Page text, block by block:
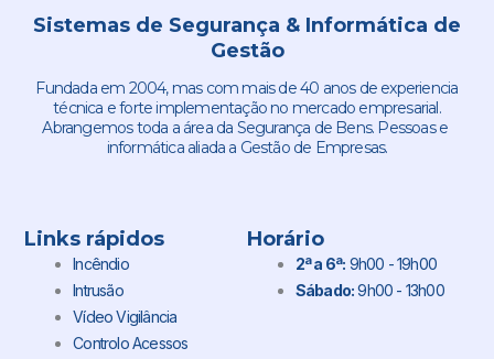
Sistemas de Segurança & Informática de
Gestão
Fundada em 2004, mas com mais de 40 anos de experiencia
técnica e forte implementação no mercado empresarial.
Abrangemos toda a área da Segurança de Bens. Pessoas e
informática aliada a Gestão de Empresas.
Links rápidos
Incêndio
Intrusão
Vídeo Vigilância
Controlo Acessos
Horário
2ª a 6ª: 9h00 - 19h00
Sábado:9h00 - 13h00